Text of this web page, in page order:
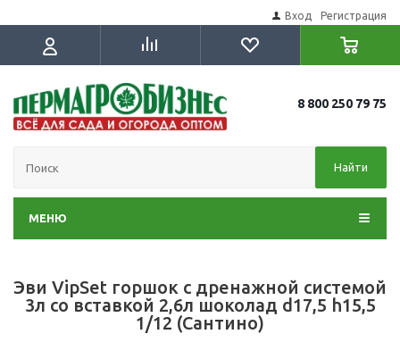
Вход Регистрация
8 800 250 79 75
Найти
МЕНЮ
Эви VipSet горшок с дренажной системой
3л со вставкой 2,6л шоколад d17,5 h15,5
1/12 (Сантино)